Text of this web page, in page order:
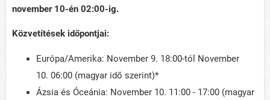
november 10-én 02:00-ig.
Közvetítések időpontjai:
Európa/Amerika: November 9. 18:00-tól November
10. 06:00 (magyar idő szerint)*
Ázsia és Óceánia: November 10. 11:00 - 17:00 (magyar